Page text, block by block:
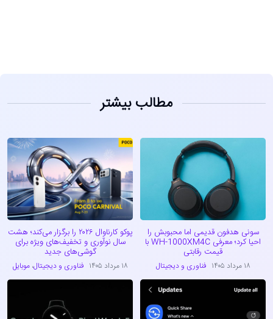
مطالب بیشتر
سونی هدفون قدیمی اما محبوبش را
احیا کرد؛ معرفی WH-1000XM4C با
قیمت رقابتی
۱۸ مرداد ۱۴۰۵ فناوری و دیجیتال
پوکو کارناوال ۲۰۲۶ را برگزار می‌کند؛ هشت
سال نوآوری و تخفیف‌های ویژه برای
گوشی‌های جدید
۱۸ مرداد ۱۴۰۵ فناوری و دیجیتال،موبایل